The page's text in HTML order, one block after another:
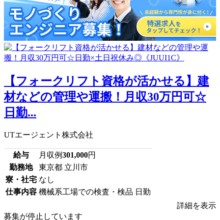
【フォークリフト資格が活かせる】建
材などの管理や運搬！月収30万円可☆
日勤...
UTエージェント株式会社
給与 月収例301,000円
勤務地
東京都 立川市
寮・社宅 なし
仕事内容 機械系工場での検査・検品 日勤
詳細を表示
募集が停止しています